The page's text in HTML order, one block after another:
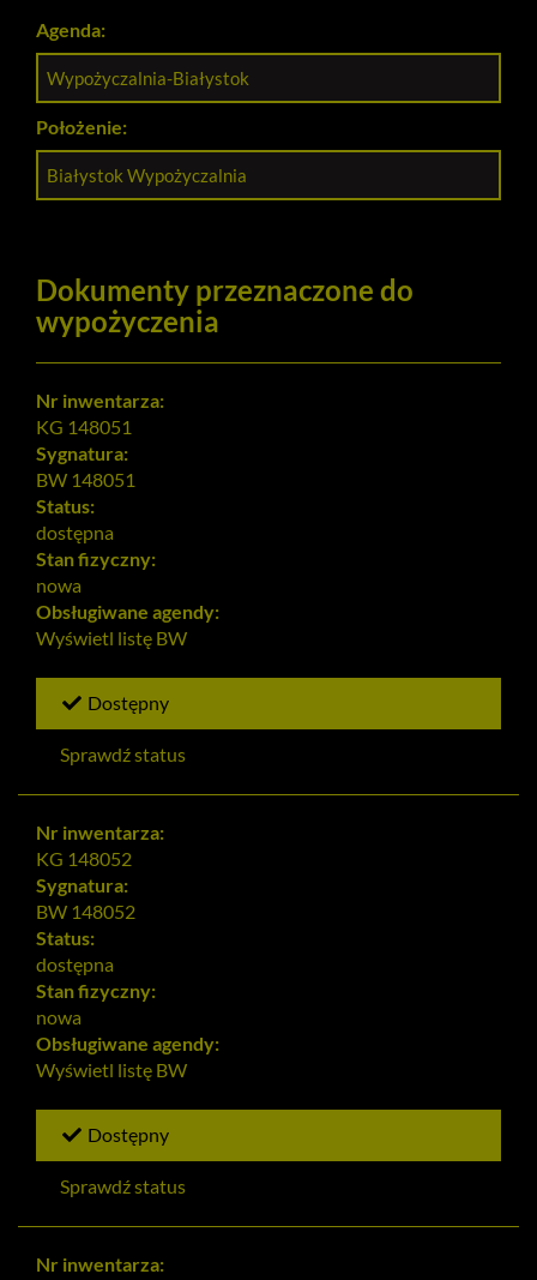
Agenda:
Wypożyczalnia-Białystok
Położenie:
Białystok Wypożyczalnia
Dokumenty przeznaczone do
wypożyczenia
Nr inwentarza:
KG 148051
Sygnatura:
BW 148051
Status:
dostępna
Stan fizyczny:
nowa
Obsługiwane agendy:
Wyświetl listę BW
Dostępny
Sprawdź status
Nr inwentarza:
KG 148052
Sygnatura:
BW 148052
Status:
dostępna
Stan fizyczny:
nowa
Obsługiwane agendy:
Wyświetl listę BW
Dostępny
Sprawdź status
Nr inwentarza: